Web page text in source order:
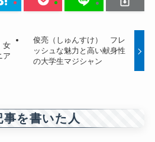
女
ア
俊亮（しゅんすけ） フレ
ッシュな魅力と高い献身性
の大学生マジシャン
事を書いた人